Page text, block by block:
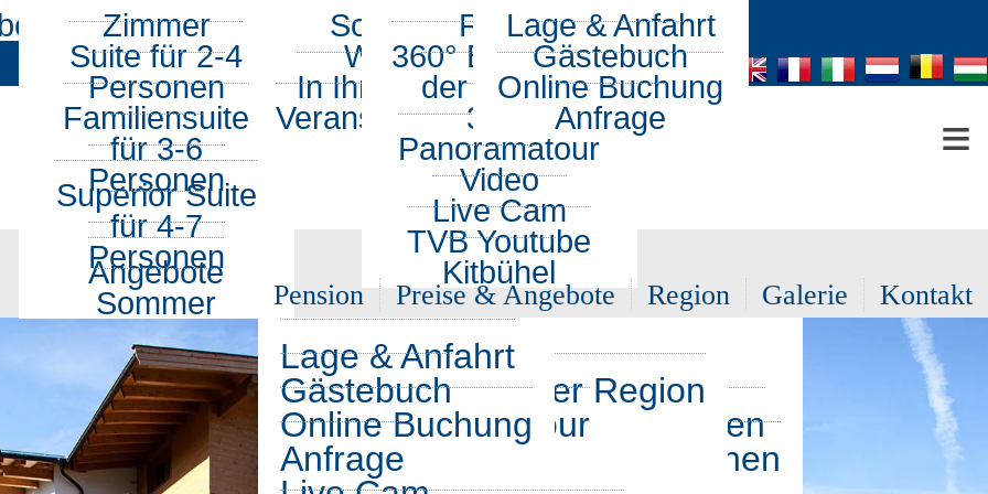
UnsZimmer
Suite für 2-4
Personen
Familiensuite
für 3-6
Personen
Superior Suite
für 4-7
Personen
Angebote
Sommer
Sommer
Winter
In Ihrer Nähe
Veranstaltungen
Fotos
360° Bilder aus
der Region
360°
Panoramatour
Video
Live Cam
TVB Youtube
Kitbühel
Lage & Anfahrt
Gästebuch
Online Buchung
Anfrage
360° Tour
de
≡
Pension
Über Uns
Preise & Angebote
Zimmer
Suite für 2-4 Personen
Familiensuite für 3-6 Personen
Superior Suite für 4-7 Personen
Region
Sommer
Winter
In Ihrer Nähe
Veranstaltungen
Galerie
Fotos
360° Bilder aus der Region
360° Panoramatour
Video
Kontakt
Lage & Anfahrt
Gästebuch
Online Buchung
Anfrage